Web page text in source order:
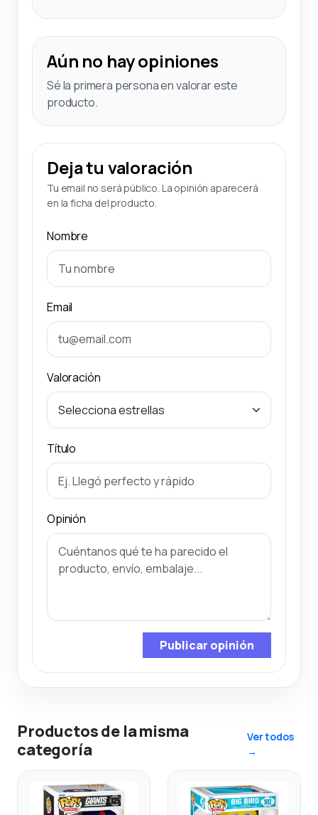
Aún no hay opiniones
Sé la primera persona en valorar este
producto.
Deja tu valoración
Tu email no será público. La opinión aparecerá
en la ficha del producto.
Nombre
Email
Valoración
Título
Opinión
Publicar opinión
Productos de la misma
categoría
Ver todos
→